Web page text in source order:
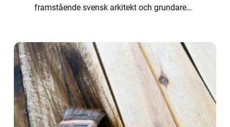
framstående svensk arkitekt och grundare
imponerande portföl...